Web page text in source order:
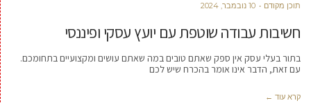
תוכן מקודם 10 נובמבר, 2024
חשיבות עבודה שוטפת עם יועץ עסקי ופיננסי
בתור בעלי עסק אין ספק שאתם טובים במה שאתם עושים ומקצועיים בתחומכם.
עם זאת, הדבר אינו אומר בהכרח שיש לכם
קרא עוד ←